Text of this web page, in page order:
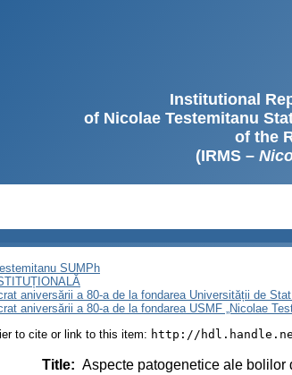
Institutional
of Nicolae Testemitanu
of the
(IRMS –
SUMPh
aniversării a 80-a de la fondarea Universității de
aniversării a 80-a de la fondarea USMF „Nicolae
to cite or link to this item: http://
Title: Aspecte patogenetice ale bolilor